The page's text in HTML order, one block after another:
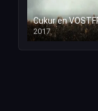
Cukur en
2017